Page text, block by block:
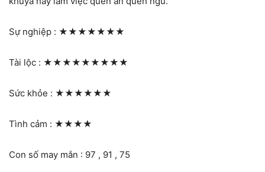
Sự nghiệp : ★★★★★★★
Tài lộc : ★★★★★★★★★
Sức khỏe : ★★★★★★
Tình cảm : ★★★★
Con số may mắn : 97 , 91 , 75